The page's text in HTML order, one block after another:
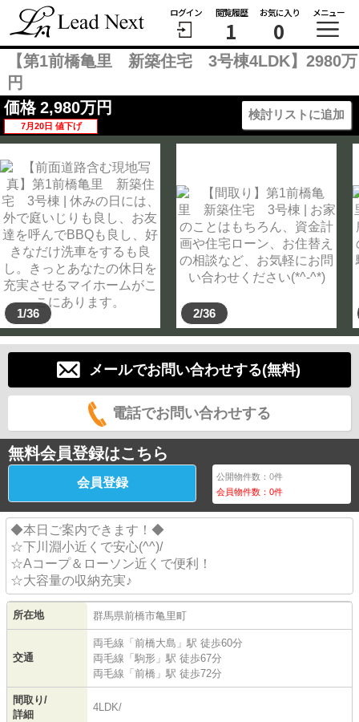
ログイン 閲覧履歴
1
お気に入り
0
メニュー
【第1前橋亀里 新築住宅 3号棟4LDK】2980万
円
価格 2,980万円
7月20日 値下げ
検討リストに追加
1/36 2/36
メールでお問い合わせする(無料)
電話でお問い合わせする
無料会員登録はこちら
会員登録 公開物件数：0件
会員物件数：0件
◆本日ご案内できます！◆
☆下川淵小近くで安心(^^)/
☆Aコープ＆ローソン近くで便利！
☆大容量の収納充実♪
所在地 群馬県前橋市亀里町
交通
両毛線 「 前橋大島 」駅 徒歩60分
両毛線 「 駒形 」駅 徒歩67分
両毛線 「 前橋 」駅 徒歩72分
間取り/
詳細
4LDK/